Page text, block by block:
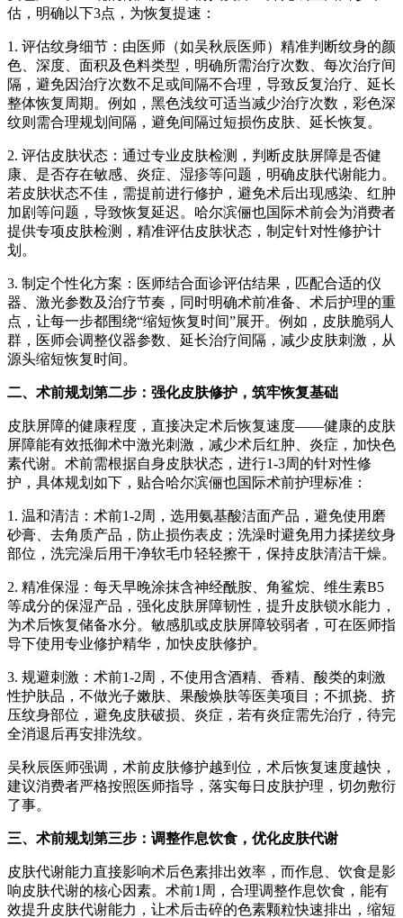
估，明确以下3点，为恢复提速：
1. 评估纹身细节：由医师（如吴秋辰医师）精准判断纹身的颜
色、深度、面积及色料类型，明确所需治疗次数、每次治疗间
隔，避免因治疗次数不足或间隔不合理，导致反复治疗、延长
整体恢复周期。例如，黑色浅纹可适当减少治疗次数，彩色深
纹则需合理规划间隔，避免间隔过短损伤皮肤、延长恢复。
2. 评估皮肤状态：通过专业皮肤检测，判断皮肤屏障是否健
康、是否存在敏感、炎症、湿疹等问题，明确皮肤代谢能力。
若皮肤状态不佳，需提前进行修护，避免术后出现感染、红肿
加剧等问题，导致恢复延迟。哈尔滨俪也国际术前会为消费者
提供专项皮肤检测，精准评估皮肤状态，制定针对性修护计
划。
3. 制定个性化方案：医师结合面诊评估结果，匹配合适的仪
器、激光参数及治疗节奏，同时明确术前准备、术后护理的重
点，让每一步都围绕“缩短恢复时间”展开。例如，皮肤脆弱人
群，医师会调整仪器参数、延长治疗间隔，减少皮肤刺激，从
源头缩短恢复时间。
二、术前规划第二步：强化皮肤修护，筑牢恢复基础
皮肤屏障的健康程度，直接决定术后恢复速度——健康的皮肤
屏障能有效抵御术中激光刺激，减少术后红肿、炎症，加快色
素代谢。术前需根据自身皮肤状态，进行1-3周的针对性修
护，具体规划如下，贴合哈尔滨俪也国际术前护理标准：
1. 温和清洁：术前1-2周，选用氨基酸洁面产品，避免使用磨
砂膏、去角质产品，防止损伤表皮；洗澡时避免用力揉搓纹身
部位，洗完澡后用干净软毛巾轻轻擦干，保持皮肤清洁干燥。
2. 精准保湿：每天早晚涂抹含神经酰胺、角鲨烷、维生素B5
等成分的保湿产品，强化皮肤屏障韧性，提升皮肤锁水能力，
为术后恢复储备水分。敏感肌或皮肤屏障较弱者，可在医师指
导下使用专业修护精华，加快皮肤修护。
3. 规避刺激：术前1-2周，不使用含酒精、香精、酸类的刺激
性护肤品，不做光子嫩肤、果酸焕肤等医美项目；不抓挠、挤
压纹身部位，避免皮肤破损、炎症，若有炎症需先治疗，待完
全消退后再安排洗纹。
吴秋辰医师强调，术前皮肤修护越到位，术后恢复速度越快，
建议消费者严格按照医师指导，落实每日皮肤护理，切勿敷衍
了事。
三、术前规划第三步：调整作息饮食，优化皮肤代谢
皮肤代谢能力直接影响术后色素排出效率，而作息、饮食是影
响皮肤代谢的核心因素。术前1周，合理调整作息饮食，能有
效提升皮肤代谢能力，让术后击碎的色素颗粒快速排出，缩短